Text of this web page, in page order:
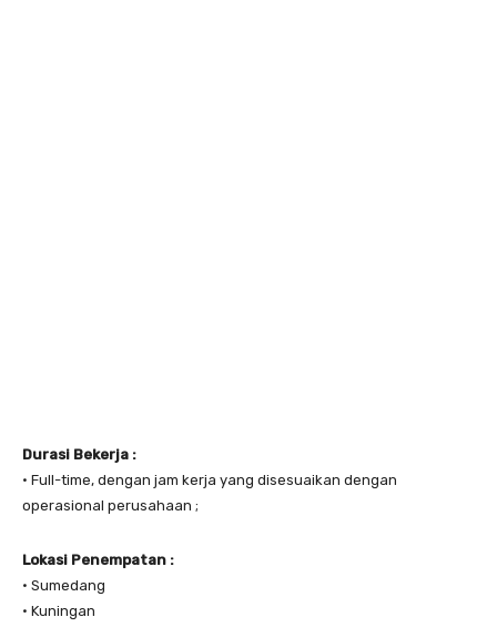
Durasi Bekerja :
• Full-time, dengan jam kerja yang disesuaikan dengan
operasional perusahaan ;
Lokasi Penempatan :
• Sumedang
• Kuningan